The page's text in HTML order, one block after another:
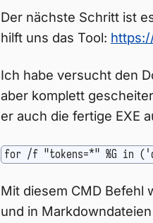
Der nächste Schritt ist
hilft uns das Tool:
Ich habe versucht den
aber komplett
er auch die fertige EXE
for /f "tokens=*" %G in
Mit diesem CMD Befehl
und in